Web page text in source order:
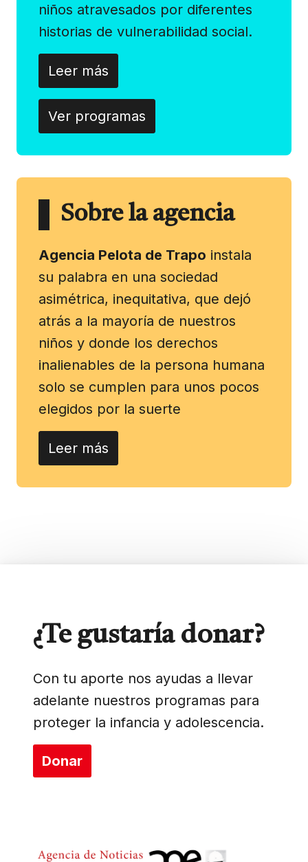
niños atravesados por diferentes
historias de vulnerabilidad social.
Leer más
Ver programas
Sobre la agencia
Agencia Pelota de Trapo instala
su palabra en una sociedad
asimétrica, inequitativa, que dejó
atrás a la mayoría de nuestros
niños y donde los derechos
inalienables de la persona humana
solo se cumplen para unos pocos
elegidos por la suerte
Leer más
¿Te gustaría donar?
Con tu aporte nos ayudas a llevar
adelante nuestros programas para
proteger la infancia y adolescencia.
Donar